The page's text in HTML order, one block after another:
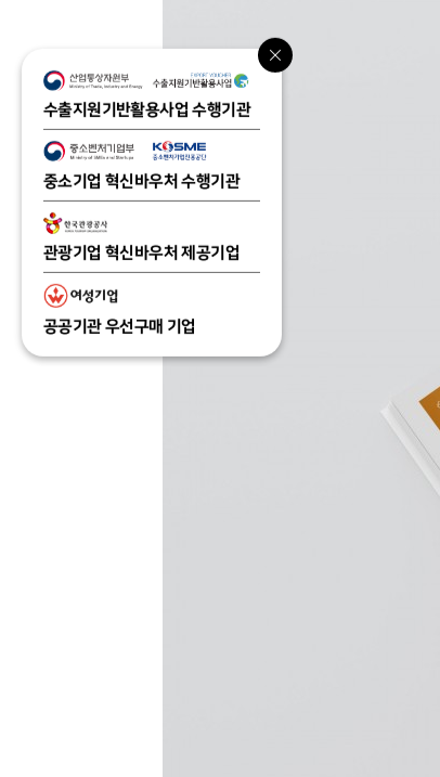
수출지원기반활용사업 수행기관
중소기업 혁신바우처 수행기관
관광기업 혁신바우처 제공기업
공공기관 우선구매 기업